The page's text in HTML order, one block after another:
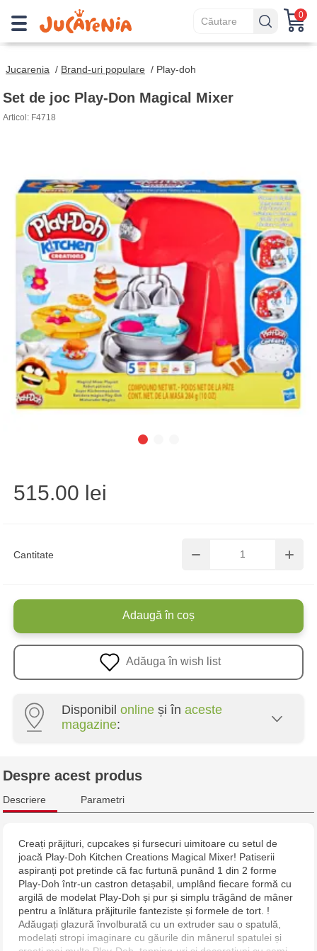
0
Jucarenia / Brand-uri populare / Play-doh
Set de joc Play-Don Magical Mixer
Articol: F4718
Cantitate
515.00 lei
Adaugă în coș
Adăuga în wish list
Disponibil online și în aceste
magazine:
Multistore Centru - bd. Cantemir, 6
Jucarenia Buiucani Alfa
Jucărenia Bălți - str. Alexandru Cel Bun, 5
Jucărenia Cahul - str. Ștefan cel Mare, 29А
Despre acest produs
Descriere Parametri
Creați prăjituri, cupcakes și fursecuri uimitoare cu setul de
joacă Play-Doh Kitchen Creations Magical Mixer! Patiserii
aspiranți pot pretinde că fac furtună punând 1 din 2 forme
Play-Doh într-un castron detașabil, umplând fiecare formă cu
argilă de modelat Play-Doh și pur și simplu trăgând de mâner
pentru a înlătura prăjiturile fanteziste și formele de tort. !
Adăugați glazură învolburată cu un extruder sau o spatulă,
modelați stropi imaginare cu găurile din mânerul spatulei și